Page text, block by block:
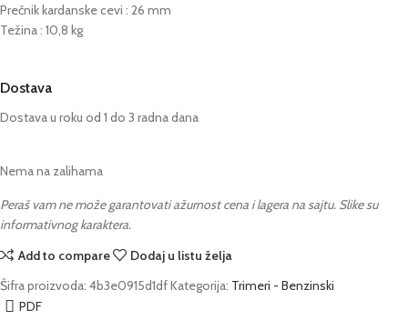
Prečnik kardanske cevi : 26 mm
Težina : 10,8 kg
Dostava
Dostava u roku od 1 do 3 radna dana
Nema na zalihama
Peraš vam ne može garantovati ažurnost cena i lagera na sajtu. Slike su
informativnog karaktera.
Add to compare
Dodaj u listu želja
Šifra proizvoda: 4b3e0915d1dfKategorija: Trimeri - Benzinski
PDF